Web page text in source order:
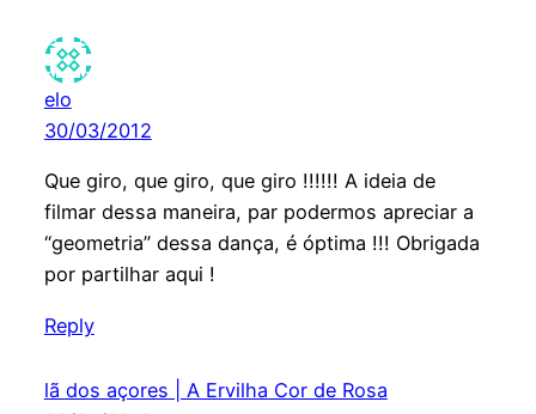
elo
30/03/2012
Que giro, que giro, que giro !!!!!! A ideia de
filmar dessa maneira, par podermos apreciar a
“geometria” dessa dança, é óptima !!! Obrigada
por partilhar aqui !
Reply
lã dos açores | A Ervilha Cor de Rosa